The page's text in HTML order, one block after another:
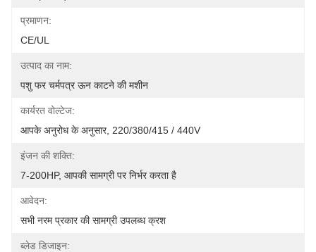
प्रमाणन:
CE/UL
उत्पाद का नाम:
पशु फर चर्मपत्र ऊन काटने की मशीन
कार्यरत वोल्टेज:
आपके अनुरोध के अनुसार, 220/380/415 / 440V
इंजन की शक्ति:
7-200HP, आपकी सामग्री पर निर्भर करता है
आवेदन:
सभी नरम प्रकार की सामग्री उपलब्ध क्रश
ब्लेड डिजाइन: